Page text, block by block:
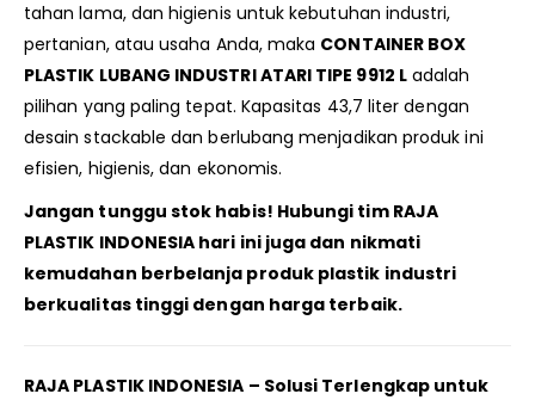
tahan lama, dan higienis untuk kebutuhan industri,
pertanian, atau usaha Anda, maka CONTAINER BOX
PLASTIK LUBANG INDUSTRI ATARI TIPE 9912 Ladalah
pilihan yang paling tepat. Kapasitas 43,7 liter dengan
desain stackable dan berlubang menjadikan produk ini
efisien, higienis, dan ekonomis.
Jangan tunggu stok habis! Hubungi tim RAJA
PLASTIK INDONESIA hari ini juga dan nikmati
kemudahan berbelanja produk plastik industri
berkualitas tinggi dengan harga terbaik.
RAJA PLASTIK INDONESIA – Solusi Terlengkap untuk